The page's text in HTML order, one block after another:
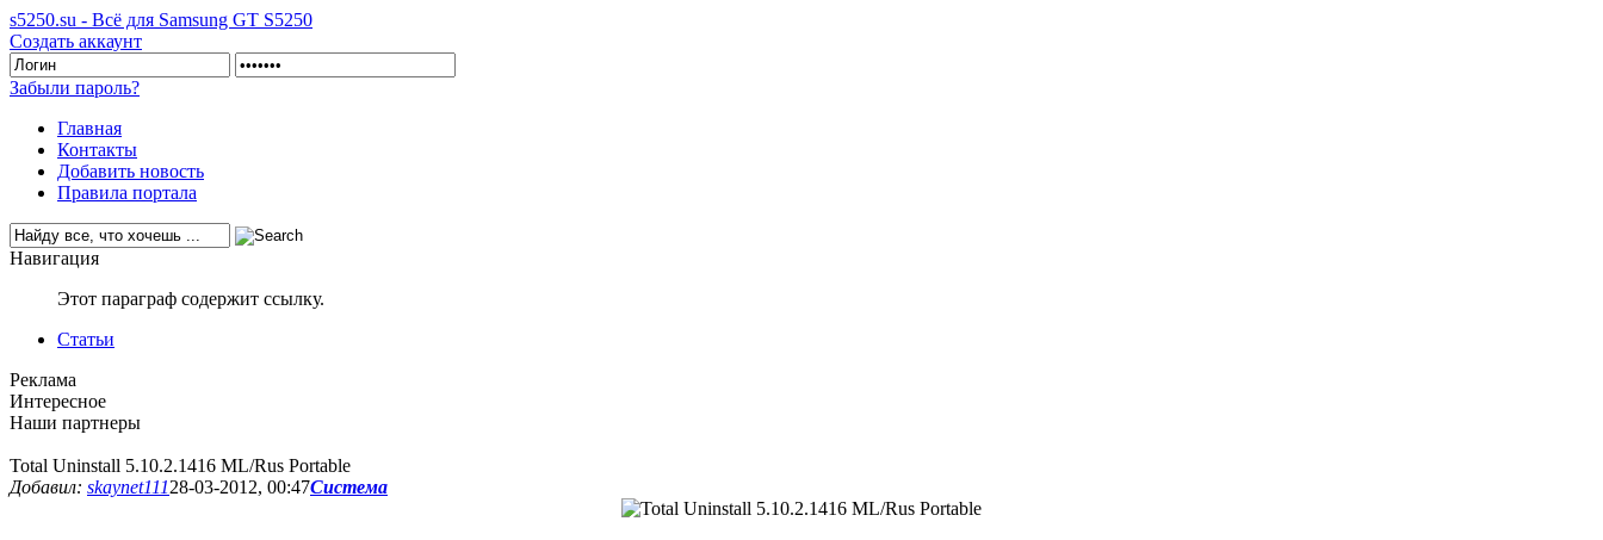
s5250.su - Всё для Samsung GT S5250
Создать аккаунт
Забыли пароль?
Главная
Контакты
Добавить новость
Правила портала
Навигация
Этот параграф содержит ссылку.
Статьи
Реклама
Интересное
Наши партнеры
Total Uninstall 5.10.2.1416 ML/Rus Portable
Добавил: skaynet11128-03-2012, 00:47Система